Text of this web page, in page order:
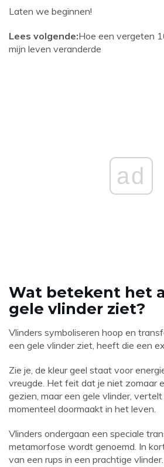
Laten we beginnen!
Lees volgende:Hoe een vergeten
mijn leven veranderde
ad
Wat betekent het
gele vlinder ziet?
Vlinders symboliseren hoop en
een gele vlinder ziet, heeft die een
Zie je, de kleur geel staat voor
vreugde. Het feit dat je niet zomaar
gezien, maar een gele vlinder,
momenteel doormaakt in het leven.
Vlinders ondergaan een speciale
metamorfose wordt genoemd. In
van een rups in een prachtige vlinder.